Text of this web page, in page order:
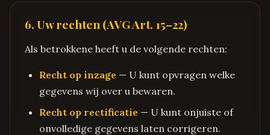
6. Uw rechten (AVG Art. 15–22)
Als betrokkene heeft u de volgende rechten:
Recht op inzage — U kunt opvragen welke
gegevens wij over u bewaren.
Recht op rectificatie — U kunt onjuiste of
onvolledige gegevens laten corrigeren.